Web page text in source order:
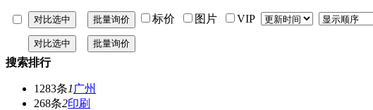
标价 图片 VIP
搜索排行
1283条1 广州
268条2印刷